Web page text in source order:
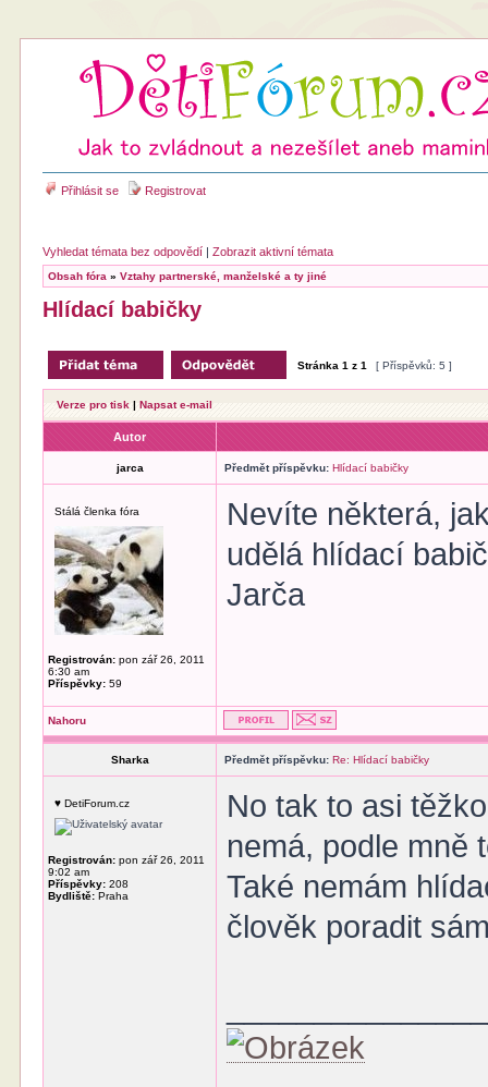
Přihlásit se Registrovat
Vyhledat témata bez odpovědí |Zobrazit aktivní témata
Obsah fóra »Vztahy partnerské, manželské a ty jiné
Hlídací babičky
Stránka1 z1 [ Příspěvků: 5 ]
Verze pro tisk |Napsat e-mail
Autor
jarca Předmět příspěvku: Hlídací babičky
Stálá členka fóra
Registrován: pon zář 26, 2011
6:30 am
Příspěvky: 59
Nevíte některá,
udělá hlídací
Jarča
Nahoru
Sharka Předmět příspěvku: Re: Hlídací babičky
♥ DetiForum.cz
Registrován: pon zář 26, 2011
9:02 am
Příspěvky: 208
Bydliště: Praha
No tak to asi
nemá, podle mně
Také nemám
člověk poradit